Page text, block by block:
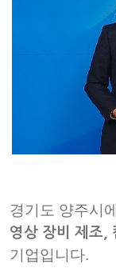
경기도 양주시
영상 장비 제조,
기업입니다.